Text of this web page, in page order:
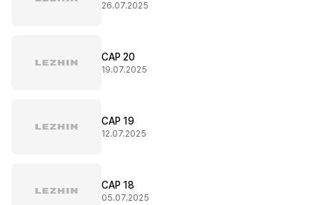
26.07.2025
CAP 20
19.07.2025
CAP 19
12.07.2025
CAP 18
05.07.2025